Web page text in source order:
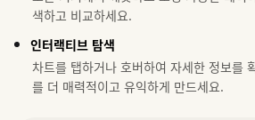
색하고 비교하세요.
인터랙티브 탐색
차트를 탭하거나 호버하여 자세한 정보를
를 더 매력적이고 유익하게 만드세요.